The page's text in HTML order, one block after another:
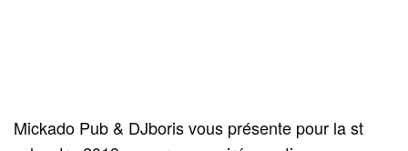
Mickado Pub & DJboris vous présente pour la st